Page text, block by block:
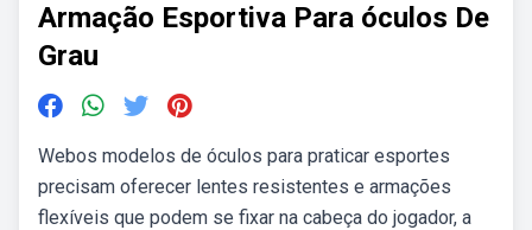
Armação Esportiva Para óculos De
Grau
Webos modelos de óculos para praticar esportes
precisam oferecer lentes resistentes e armações
flexíveis que podem se fixar na cabeça do jogador, a